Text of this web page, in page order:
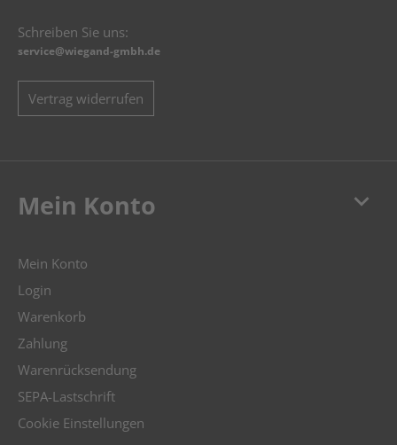
Schreiben Sie uns:
service@wiegand-gmbh.de
Vertrag widerrufen
keyboard_arrow_down
Mein Konto
Mein Konto
Login
Warenkorb
Zahlung
Warenrücksendung
SEPA-Lastschrift
Cookie Einstellungen